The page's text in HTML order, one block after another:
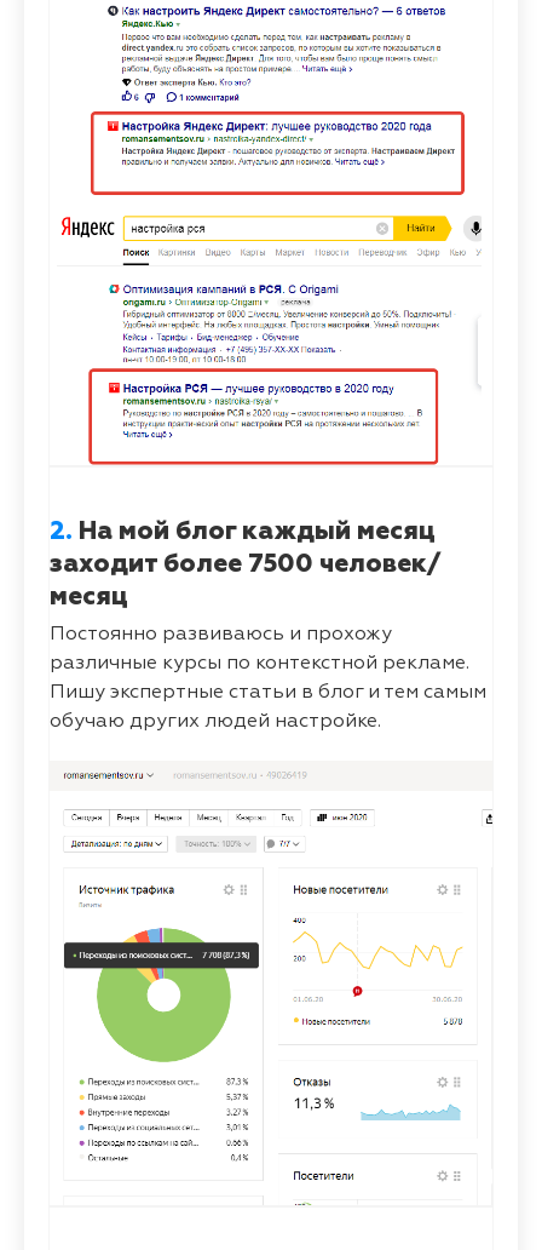
2. На мой блог каждый месяц
заходит более 7500 человек/
месяц
Постоянно развиваюсь и прохожу
различные курсы по контекстной рекламе.
Пишу экспертные статьи в блог и тем самым
обучаю других людей настройке.